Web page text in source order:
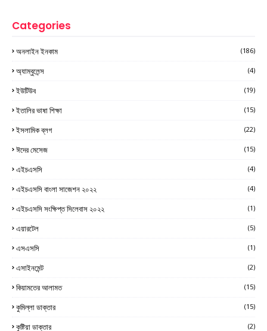
Categories
অনলাইন ইনকাম (186)
অ্যাম্বুলেন্স (4)
ইউটিউব (19)
ইতালির ভাষা শিক্ষা (15)
ইসলামিক ব্লগ (22)
ঈদের মেসেজ (15)
এইচএসসি (4)
এইচএসসি বাংলা সাজেশন ২০২২ (4)
এইচএসসি সংক্ষিপ্ত সিলেবাস ২০২২ (1)
এয়ারটেল (5)
এসএসসি (1)
এসাইনমেন্ট (2)
কিয়ামতের আলামত (15)
কুমিল্লা ডাক্তার (15)
কুষ্টিয়া ডাক্তার (2)